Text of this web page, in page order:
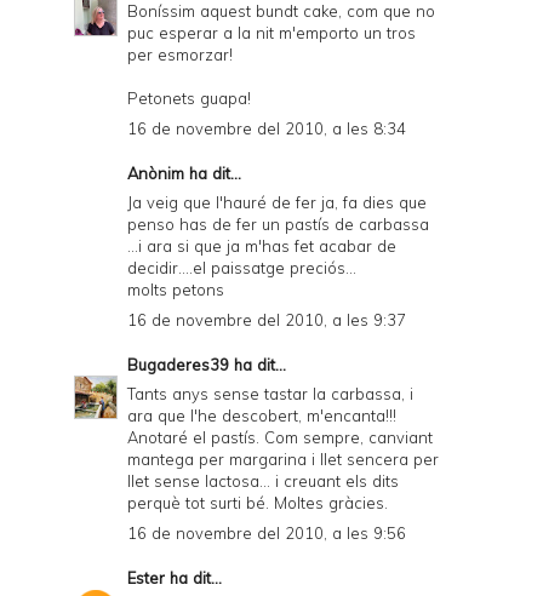
Boníssim aquest bundt cake, com que no
puc esperar a la nit m'emporto un tros
per esmorzar!
Petonets guapa!
16 de novembre del 2010, a les 8:34
Anònim ha dit...
Ja veig que l'hauré de fer ja, fa dies que
penso has de fer un pastís de carbassa
...i ara si que ja m'has fet acabar de
decidir....el paissatge preciós...
molts petons
16 de novembre del 2010, a les 9:37
Bugaderes39 ha dit...
Tants anys sense tastar la carbassa, i
ara que l'he descobert, m'encanta!!!
Anotaré el pastís. Com sempre, canviant
mantega per margarina i llet sencera per
llet sense lactosa... i creuant els dits
perquè tot surti bé. Moltes gràcies.
16 de novembre del 2010, a les 9:56
Ester ha dit...